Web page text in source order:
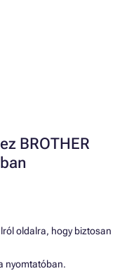
BROTHER
oldalra, hogy biztosan
nyomtatóban.